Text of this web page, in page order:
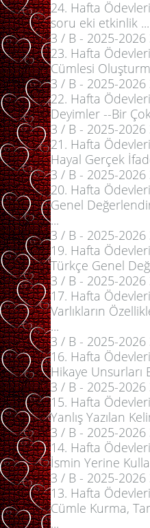
24. Hafta
soru eki etkinlik ...
3 / B - 2025-2026
23. Hafta
Cümlesi
3 / B - 2025-2026
22. Hafta
Deyimler --Bir
3 / B - 2025-2026
21. Hafta
Hayal Gerçek
3 / B - 2025-2026
20. Hafta
Genel
...
3 / B - 2025-2026
19. Hafta
Türkçe Genel
3 / B - 2025-2026
17. Hafta
Varlıkların
...
3 / B - 2025-2026
16. Hafta
Hikaye Unsurları
3 / B - 2025-2026
15. Hafta
Yanlış Yazılan
3 / B - 2025-2026
14. Hafta
İsmin Yerine
3 / B - 2025-2026
13. Hafta
Cümle Kurma,
...